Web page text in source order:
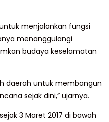
menjalankan fungsi
menanggulangi
budaya keselamatan
daerah untuk membangun
sejak dini,” ujarnya.
3 Maret 2017 di bawah